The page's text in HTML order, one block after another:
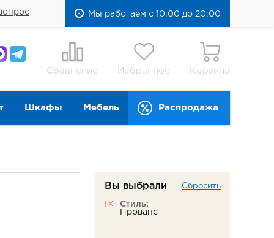
Мы работаем с 10:00 до 20:00
Сравнение Избранное Корзина
Шкафы Мебель Распродажа
Вы выбрали Сбросить
[x]
Стиль:
Прованс